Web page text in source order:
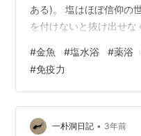
ある)。 塩はほぼ信仰の
を付けないと抜け出せな
なぜなら塩水浴は、不具
罪悪感を感じてる人間の
浴(や薬浴)を施したこと
と言えるようになるか
がらも長生きした金魚は
#金魚 #塩水浴 #薬浴
#免疫力
一朴洞日記 • 3年前